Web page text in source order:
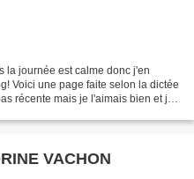
la journée est calme donc j'en
Voici une page faite selon la dictée
récente mais je l'aimais bien et je
VACHON